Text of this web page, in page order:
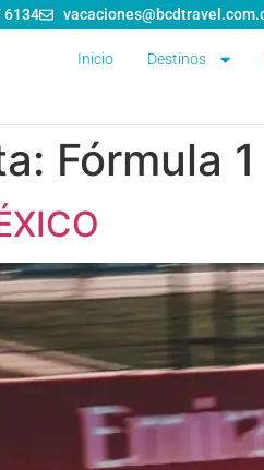
6134
Inicio Destinos
Fórmula 1